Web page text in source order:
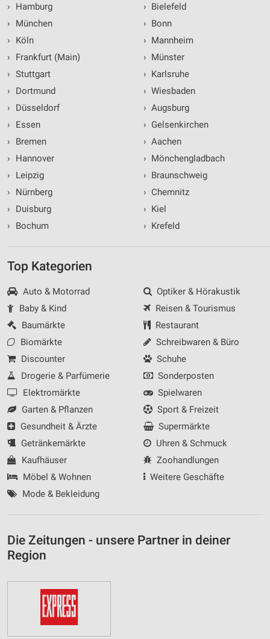
›
Hamburg
›
München
›
Köln
›
Frankfurt (Main)
› Stuttgart
›
Dortmund
›
Düsseldorf
›
Essen
›
Bremen
›
Hannover
›
Leipzig
›
Nürnberg
›
Duisburg
›
Bochum
› Bielefeld
› Bonn
› Mannheim
› Münster
› Karlsruhe
› Wiesbaden
› Augsburg
› Gelsenkirchen
› Aachen
› Mönchengladbach
› Braunschweig
› Chemnitz
› Kiel
› Krefeld
Top Kategorien
Auto & Motorrad
Baby & Kind
Baumärkte
Biomärkte
Discounter
Drogerie & Parfümerie
Elektromärkte
Garten & Pflanzen
Gesundheit & Ärzte
Getränkemärkte
Kaufhäuser
Möbel & Wohnen
Mode & Bekleidung
Optiker & Hörakustik
Reisen & Tourismus
Restaurant
Schreibwaren & Büro
Schuhe
Sonderposten
Spielwaren
Sport & Freizeit
Supermärkte
Uhren & Schmuck
Zoohandlungen
Weitere Geschäfte
Die Zeitungen - unsere Partner in deiner
Region